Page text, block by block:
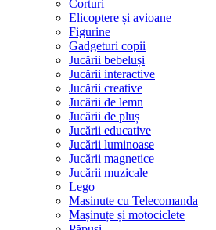
Corturi
Elicoptere și avioane
Figurine
Gadgeturi copii
Jucării bebeluși
Jucării interactive
Jucării creative
Jucării de lemn
Jucării de pluș
Jucării educative
Jucării luminoase
Jucării magnetice
Jucării muzicale
Lego
Masinute cu Telecomanda
Mașinuțe și motociclete